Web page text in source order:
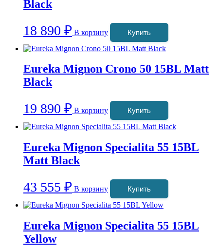
Black
18 890 ₽ В корзину Купить
Eureka Mignon Crono 50 15BL Matt
Black
19 890 ₽ В корзину Купить
Eureka Mignon Specialita 55 15BL
Matt Black
43 555 ₽ В корзину Купить
Eureka Mignon Specialita 55 15BL
Yellow